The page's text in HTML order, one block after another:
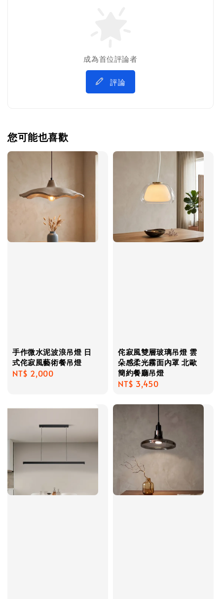
成為首位評論者
評論
您可能也喜歡
手作微水泥波浪吊燈 日
式侘寂風藝術餐吊燈
Regular
NT$ 2,000
侘寂風雙層玻璃吊燈 雲
朵感柔光霧面內罩 北歐
簡約餐廳吊燈
Regular
NT$ 3,450